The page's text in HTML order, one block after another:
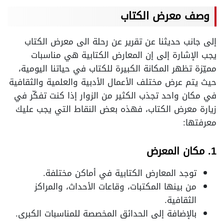
وصف معرض الكتاب
إلى جانب حديثنا عن تقرير عن رحلة الى معرض الكتاب
يجب الإشارة إلى إن المعارض الكتابية هي مناسبات
مميّزة تظهر المكانة الكبيرة للكتاب في حياتنا اليومية،
حيث يتم عرض مختلف الأعمال الأدبية والعلمية والثقافية
في مكان واحد تجذب الكثير من الزوار إذا كنت تفكّر في
زيارة معرض الكتاب، فهذه بعض النقاط التي يجب عليك
معرفتها:
1. مكان المعرض
توجد المعارض الكتابية في أماكن مختلفة.
من بينها المكتبات، وقاعات الأحداث، والمراكز
الثقافية.
بالإضافة إلى الحدائق المخصصة للمناسبات الكبرى.